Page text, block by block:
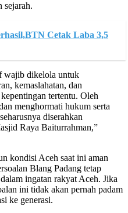
sejarah.
Cetak Laba 3,5
wajib dikelola untuk
kemaslahatan, dan
tertentu. Oleh
menghormati hukum serta
diserahkan
Raya Baiturrahman,”
kondisi Aceh saat ini aman
Blang Padang tetap
ingatan rakyat Aceh. Jika
ini tidak akan pernah padam
ke generasi.